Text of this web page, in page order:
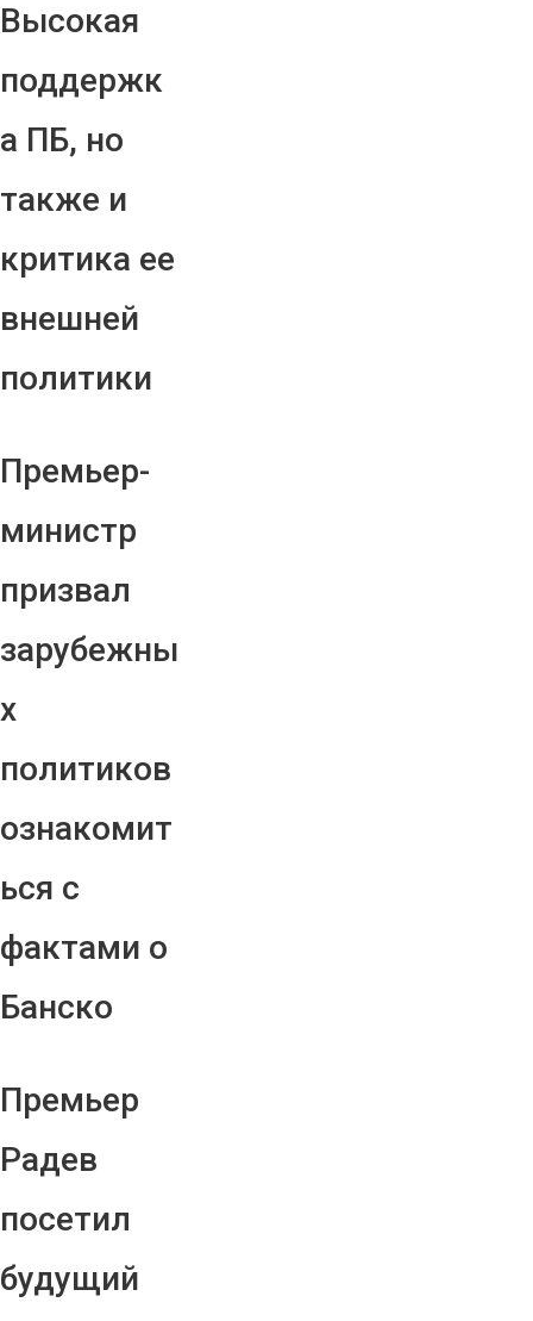
Высокая
поддержк
а ПБ, но
также и
критика ее
внешней
политики
Премьер-
министр
призвал
зарубежны
х
политиков
ознакомит
ься с
фактами о
Банско
Премьер
Радев
посетил
будущий